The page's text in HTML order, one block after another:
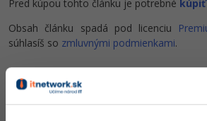
SEO -30%
UX
Business
Photoshop
Adobe Illustrator -80%
Adobe Lightroom -30%
Adobe XD
Blog
Médiá
Pred kúpou tohto článku je potrebné
Obsah článku spadá pod licenciu
súhlasíš so zmluvnými podmienkami.
Čo od nás v ďalších lekciách